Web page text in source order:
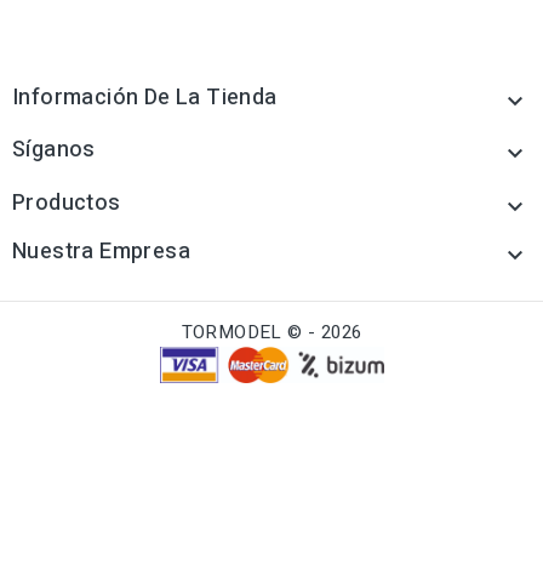
Información De La Tienda 
Síganos 
Productos 
Nuestra Empresa 
TORMODEL © - 2026